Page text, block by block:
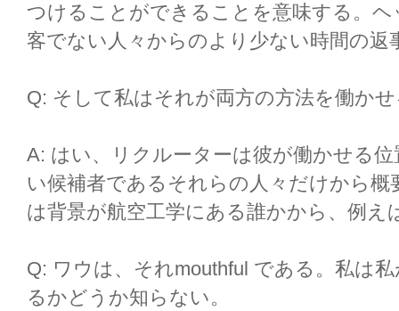
つけることができることを意味する。
客でない人々からのより少ない時間の返
Q: そして私はそれが両方の方法を働か
A: はい、リクルーターは彼が働かせる
い候補者であるそれらの人々だけから
は背景が航空工学にある誰かから、例え
Q: ワウは、それmouthful である。私は
るかどうか知らない。